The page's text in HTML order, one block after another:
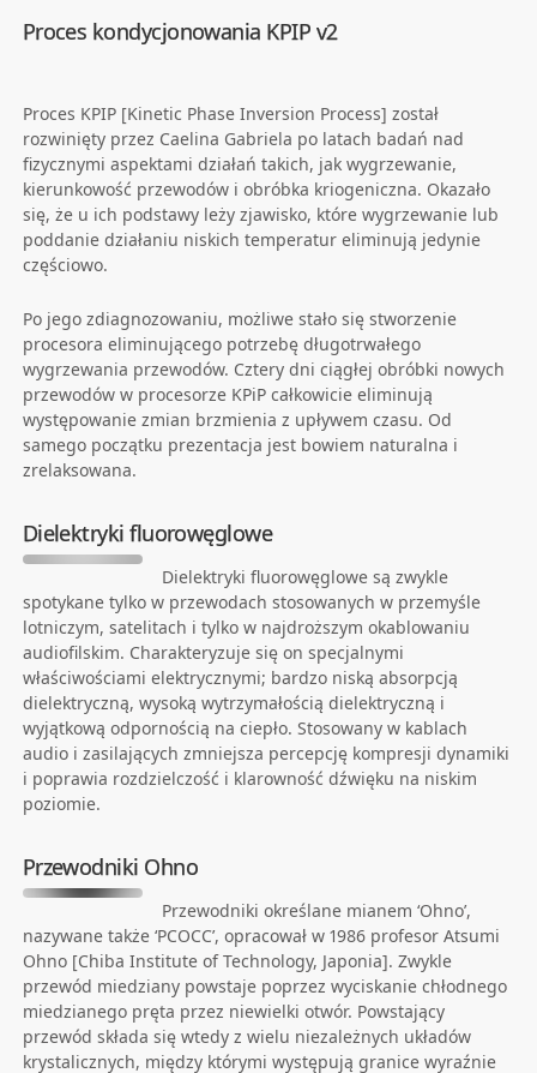
Proces kondycjonowania KPIP v2
Proces KPIP [Kinetic Phase Inversion Process] został
rozwinięty przez Caelina Gabriela po latach badań nad
fizycznymi aspektami działań takich, jak wygrzewanie,
kierunkowość przewodów i obróbka kriogeniczna. Okazało
się, że u ich podstawy leży zjawisko, które wygrzewanie lub
poddanie działaniu niskich temperatur eliminują jedynie
częściowo.
Po jego zdiagnozowaniu, możliwe stało się stworzenie
procesora eliminującego potrzebę długotrwałego
wygrzewania przewodów. Cztery dni ciągłej obróbki nowych
przewodów w procesorze KPiP całkowicie eliminują
występowanie zmian brzmienia z upływem czasu. Od
samego początku prezentacja jest bowiem naturalna i
zrelaksowana.
Dielektryki fluorowęglowe
Dielektryki fluorowęglowe są zwykle
spotykane tylko w przewodach stosowanych w przemyśle
lotniczym, satelitach i tylko w najdroższym okablowaniu
audiofilskim. Charakteryzuje się on specjalnymi
właściwościami elektrycznymi; bardzo niską absorpcją
dielektryczną, wysoką wytrzymałością dielektryczną i
wyjątkową odpornością na ciepło. Stosowany w kablach
audio i zasilających zmniejsza percepcję kompresji dynamiki
i poprawia rozdzielczość i klarowność dźwięku na niskim
poziomie.
Przewodniki Ohno
Przewodniki określane mianem ‘Ohno’,
nazywane także ‘PCOCC’, opracował w 1986 profesor Atsumi
Ohno [Chiba Institute of Technology, Japonia]. Zwykle
przewód miedziany powstaje poprzez wyciskanie chłodnego
miedzianego pręta przez niewielki otwór. Powstający
przewód składa się wtedy z wielu niezależnych układów
krystalicznych, między którymi występują granice wyraźnie